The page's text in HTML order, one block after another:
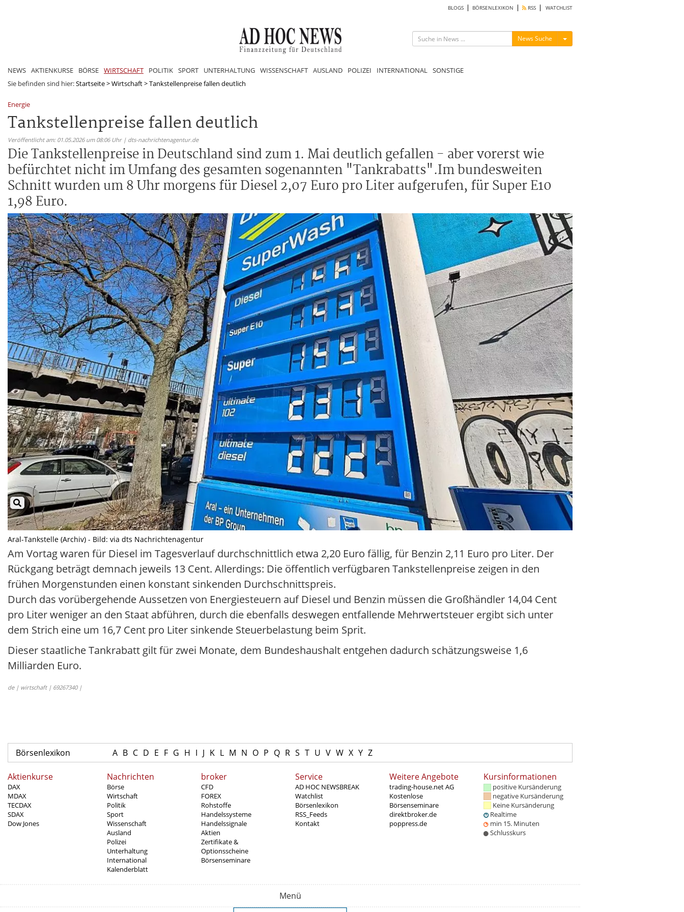
BLOGS BÖRSENLEXIKON RSS WATCHLIST
News Suche Menü ein-/ausblenden
NEWS AKTIENKURSE BÖRSE WIRTSCHAFT POLITIK SPORT UNTERHALTUNG WISSENSCHAFT AUSLAND POLIZEI INTERNATIONAL SONSTIGE
Sie befinden sind hier:Startseite>Wirtschaft>Tankstellenpreise fallen deutlich
Energie
Tankstellenpreise fallen deutlich
Veröffentlicht am: 01.05.2026 um 08:06 Uhr | dts-nachrichtenagentur.de
Die Tankstellenpreise in Deutschland sind zum 1. Mai deutlich gefallen - aber vorerst wie
befürchtet nicht im Umfang des gesamten sogenannten "Tankrabatts".Im bundesweiten
Schnitt wurden um 8 Uhr morgens für Diesel 2,07 Euro pro Liter aufgerufen, für Super E10
1,98 Euro.
Aral-Tankstelle (Archiv) - Bild: via dts Nachrichtenagentur
Am Vortag waren für Diesel im Tagesverlauf durchschnittlich etwa 2,20 Euro fällig, für Benzin 2,11 Euro pro Liter. Der
Rückgang beträgt demnach jeweils 13 Cent. Allerdings: Die öffentlich verfügbaren Tankstellenpreise zeigen in den
frühen Morgenstunden einen konstant sinkenden Durchschnittspreis.
Durch das vorübergehende Aussetzen von Energiesteuern auf Diesel und Benzin müssen die Großhändler 14,04 Cent
pro Liter weniger an den Staat abführen, durch die ebenfalls deswegen entfallende Mehrwertsteuer ergibt sich unter
dem Strich eine um 16,7 Cent pro Liter sinkende Steuerbelastung beim Sprit.
Dieser staatliche Tankrabatt gilt für zwei Monate, dem Bundeshaushalt entgehen dadurch schätzungsweise 1,6
Milliarden Euro.
de | wirtschaft | 69267340 |
Börsenlexikon A B C D E F G H I J K L M N O P Q R S T U V W X Y Z
Aktienkurse
DAX
MDAX
TECDAX
SDAX
Dow Jones
Nachrichten
Börse
Wirtschaft
Politik
Sport
Wissenschaft
Ausland
Polizei
Unterhaltung
International
Kalenderblatt
broker
CFD
FOREX
Rohstoffe
Handelssysteme
Handelssignale
Aktien
Zertifikate &
Optionsscheine
Börsenseminare
Service
AD HOC NEWSBREAK
Watchlist
Börsenlexikon
RSS_Feeds
Kontakt
Weitere Angebote
trading-house.net AG
Kostenlose
Börsenseminare
direktbroker.de
poppress.de
Kursinformationen
positive Kursänderung
negative Kursänderung
Keine Kursänderung
Realtime
min 15. Minuten
Schlusskurs
Menü